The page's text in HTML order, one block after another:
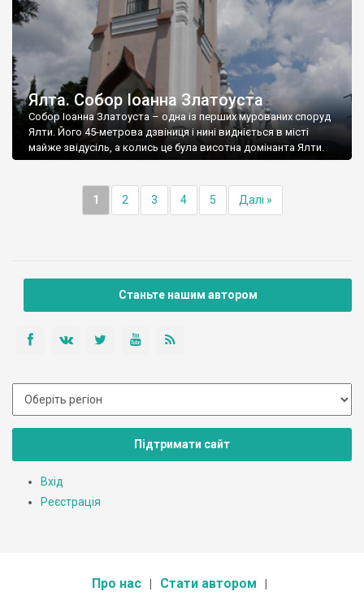
Ялта. Собор Іоанна Златоуста
Собор Іоанна Златоуста – одна із перших мурованих споруд
Ялти. Його 45-метрова дзвіниця і нині видніється в місті
майже звідусіль, а колись це була висотна домінанта Ялти.
1 2 3 4 5 Далі »
Станьте нашим автором
Підтримати сайт
Вхід
Реєстрація
Про нас Стати автором